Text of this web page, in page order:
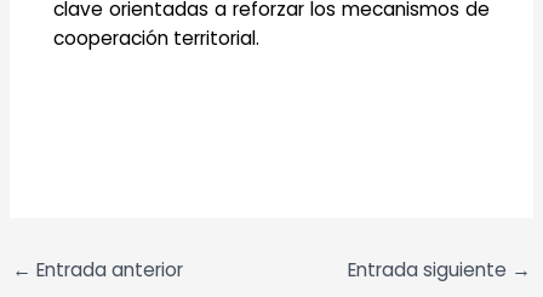
clave orientadas a reforzar los mecanismos de
cooperación territorial.
← Entrada anterior Entrada siguiente →